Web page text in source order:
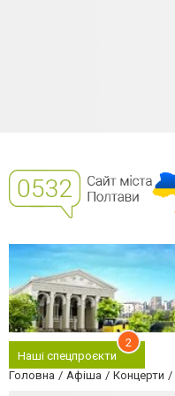
Наші спецпроєкти
2
Головна Афіша Концерти